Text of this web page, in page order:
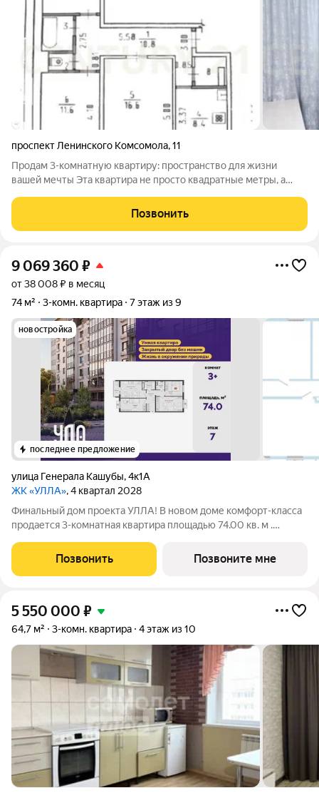
проспект Ленинского Комсомола,11
Продам 3-комнатную квартиру: пространство для жизни
вашей мечты Эта квартира не просто квадратные метры, а
именно вам. Мы предлагаем просторное и светлое жильё в
локации, где инфраструктура уже
Позвонить
9 069 360 ₽
от 38 008 ₽ в месяц
74 м²
3-комн. квартира 7 этаж из 9
новостройка
последнее предложение
улица Генерала Кашубы,4к1А
ЖК «УЛЛА», 4 квартал 2028
Финальный дом проекта УЛЛА! В новом доме комфорт-класса
продается 3-комнатная квартира площадью 74.00 кв. м .
федерального застройщика «Железно». Транспортная
доступность и окружение - 2
Позвонить Позвоните мне
5 550 000 ₽
64,7 м² 3-комн. квартира 4 этаж из 10